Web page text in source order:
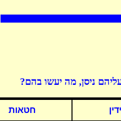
ניסן, מה יעשו בהם?
חטאות